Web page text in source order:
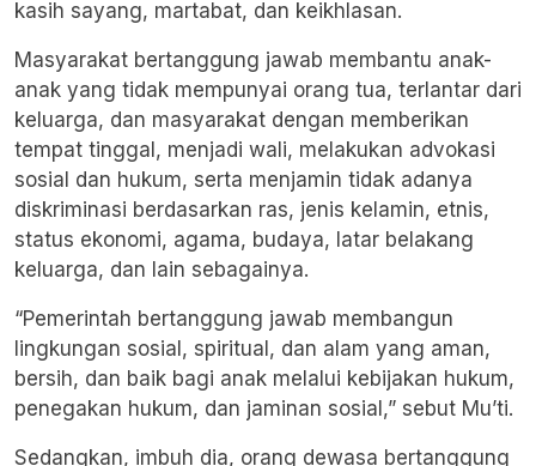
kasih sayang, martabat, dan keikhlasan.
Masyarakat bertanggung jawab membantu anak-
anak yang tidak mempunyai orang tua, terlantar dari
keluarga, dan masyarakat dengan memberikan
tempat tinggal, menjadi wali, melakukan advokasi
sosial dan hukum, serta menjamin tidak adanya
diskriminasi berdasarkan ras, jenis kelamin, etnis,
status ekonomi, agama, budaya, latar belakang
keluarga, dan lain sebagainya.
“Pemerintah bertanggung jawab membangun
lingkungan sosial, spiritual, dan alam yang aman,
bersih, dan baik bagi anak melalui kebijakan hukum,
penegakan hukum, dan jaminan sosial,” sebut Mu’ti.
Sedangkan, imbuh dia, orang dewasa bertanggung